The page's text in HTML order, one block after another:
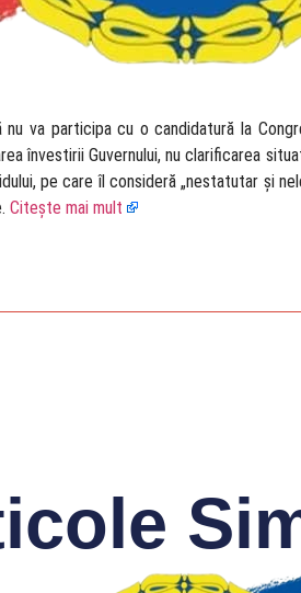
va participa cu o candidatură la
învestirii Guvernului, nu clarificarea
pe care îl consideră „nestatutаr și
Citește mai mult